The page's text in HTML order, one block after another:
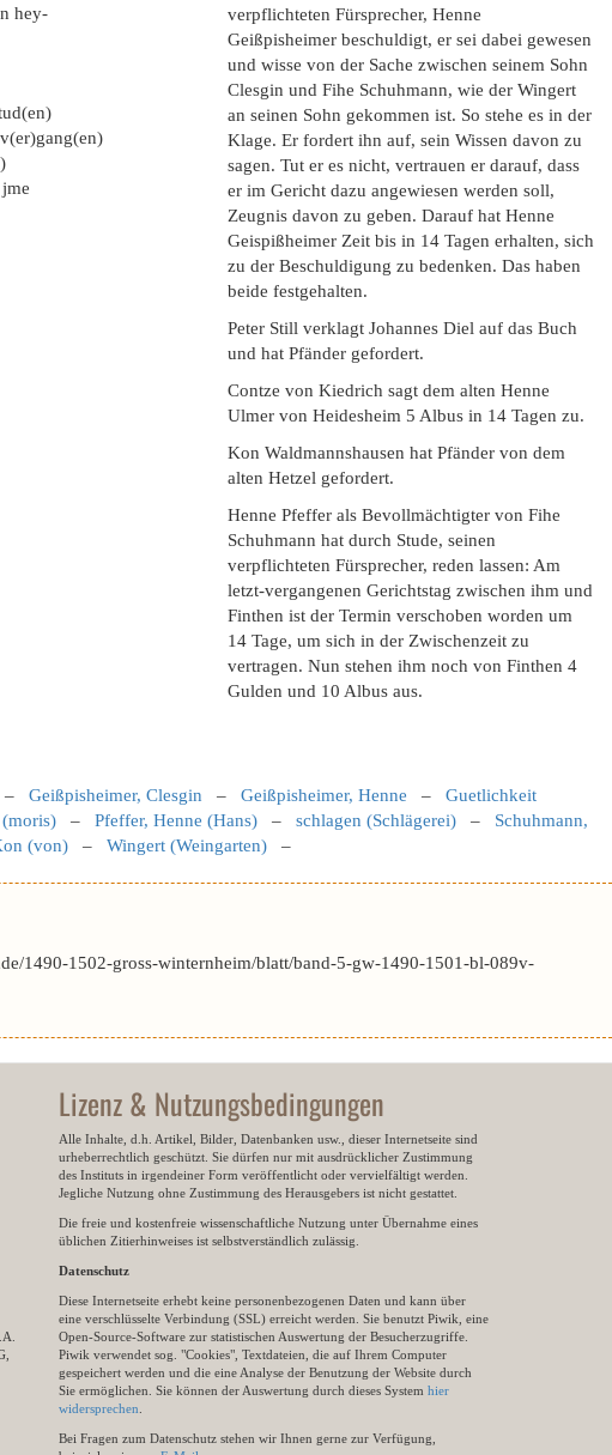
hey-
verpflichteten Fürsprecher, Henne
Geißpisheimer beschuldigt, er sei dabei gewesen
und wisse von der Sache zwischen seinem Sohn
Clesgin und Fihe Schuhmann, wie der Wingert
an seinen Sohn gekommen ist. So stehe es in der
Klage. Er fordert ihn auf, sein Wissen davon zu
sagen. Tut er es nicht, vertrauen er darauf, dass
er im Gericht dazu angewiesen werden soll,
Zeugnis davon zu geben. Darauf hat Henne
Geispißheimer Zeit bis in 14 Tagen erhalten, sich
zu der Beschuldigung zu bedenken. Das haben
beide festgehalten.
Peter Still verklagt Johannes Diel auf das Buch
und hat Pfänder gefordert.
Contze von Kiedrich sagt dem alten Henne
Ulmer von Heidesheim 5 Albus in 14 Tagen zu.
Kon Waldmannshausen hat Pfänder von dem
alten Hetzel gefordert.
Henne Pfeffer als Bevollmächtigter von Fihe
Schuhmann hat durch Stude, seinen
verpflichteten Fürsprecher, reden lassen: Am
letzt-vergangenen Gerichtstag zwischen ihm und
Finthen ist der Termin verschoben worden um
14 Tage, um sich in der Zwischenzeit zu
vertragen. Nun stehen ihm noch von Finthen 4
Gulden und 10 Albus aus.
– Geißpisheimer, Clesgin – Geißpisheimer, Henne – Guetlichkeit
– Pfeffer, Henne (Hans) – schlagen (Schlägerei) – Schuhmann,
(von) – Wingert (Weingarten) –
1490-1502-gross-winternheim/blatt/band-5-gw-1490-1501-bl-089v-
Lizenz & Nutzungsbedingungen
Alle Inhalte, d.h. Artikel, Bilder, Datenbanken usw., dieser Internetseite sind
urheberrechtlich geschützt. Sie dürfen nur mit ausdrücklicher Zustimmung
des Instituts in irgendeiner Form veröffentlicht oder vervielfältigt werden.
Jegliche Nutzung ohne Zustimmung des Herausgebers ist nicht gestattet.
Die freie und kostenfreie wissenschaftliche Nutzung unter Übernahme eines
üblichen Zitierhinweises ist selbstverständlich zulässig.
Datenschutz
Diese Internetseite erhebt keine personenbezogenen Daten und kann über
eine verschlüsselte Verbindung (SSL) erreicht werden. Sie benutzt Piwik, eine
Open-Source-Software zur statistischen Auswertung der Besucherzugriffe.
Piwik verwendet sog. "Cookies", Textdateien, die auf Ihrem Computer
gespeichert werden und die eine Analyse der Benutzung der Website durch
Sie ermöglichen. Sie können der Auswertung durch dieses System hier
widersprechen
Bei Fragen zum Datenschutz stehen wir Ihnen gerne zur Verfügung,